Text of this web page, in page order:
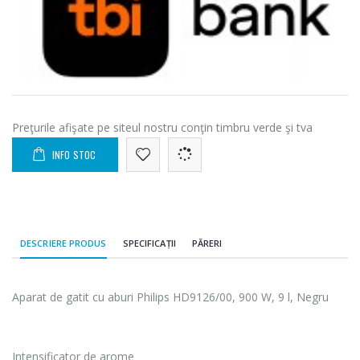
Preţurile afişate pe siteul nostru conţin timbru verde şi tva
INFO STOC
DESCRIERE PRODUS SPECIFICAȚII PĂRERI
Aparat de gatit cu aburi Philips HD9126/00, 900 W, 9 l, Negru
Intensificator de arome